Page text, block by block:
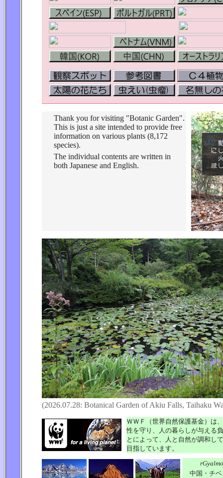
Thank you for visiting "Botanic Garden".
This is just a site intended to provide free
information on various plants (8,172
species).
The individual contents are written in
both Japanese and English.
(2026.07.28: Botanical Garden of Akiu Falls, Taihaku
ＷＷＦ（世界自然保護基金）は
性を守り、人の暮らしが与える
とによって、人と自然が調和し
目指しています。
中国・チ